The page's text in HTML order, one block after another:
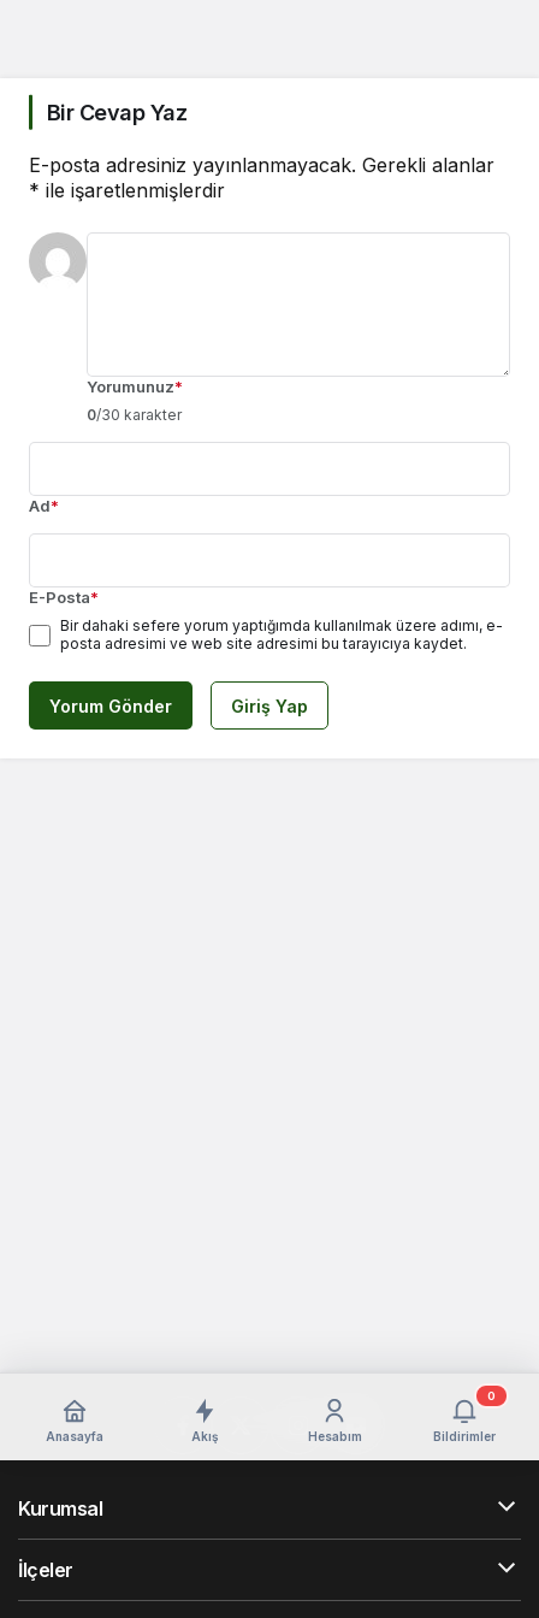
Bir Cevap Yaz
E-posta adresiniz yayınlanmayacak. Gerekli alanlar
* ile işaretlenmişlerdir
Yorumunuz*
0/30 karakter
Ad*
E-Posta*
Bir dahaki sefere yorum yaptığımda kullanılmak üzere adımı, e-
posta adresimi ve web site adresimi bu tarayıcıya kaydet.
Yorum Gönder Giriş Yap
Anasayfa Akış Hesabım Bildirimler
0
Kurumsal
İlçeler